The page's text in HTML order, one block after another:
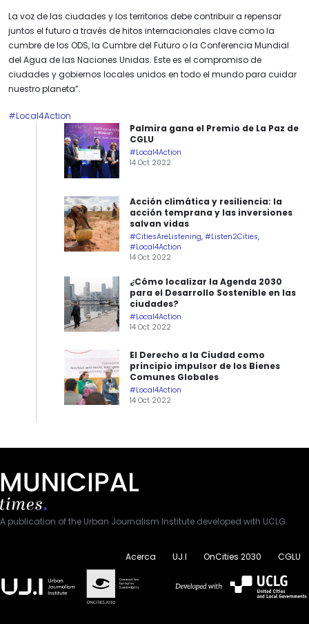
La voz de las ciudades y los territorios debe contribuir a repensar
juntos el futuro a través de hitos internacionales clave como la
cumbre de los ODS, la Cumbre del Futuro o la Conferencia Mundial
del Agua de las Naciones Unidas. Este es el compromiso de
ciudades y gobiernos locales unidos en todo el mundo para cuidar
nuestro planeta”.
#Local4Action
Palmira gana el Premio de La Paz de
CGLU
#Local4Action
14 Oct 2022
Acción climática y resiliencia: la
acción temprana y las inversiones
salvan vidas
#CitiesAreListening, #Listen2Cities,
#Local4Action
14 Oct 2022
¿Cómo localizar la Agenda 2030
para el Desarrollo Sostenible en las
ciudades?
#Local4Action
14 Oct 2022
El Derecho a la Ciudad como
principio impulsor de los Bienes
Comunes Globales
#Local4Action
14 Oct 2022
A publication of the Urban Journalism Institute developed with UCLG.
Acerca UJ.I OnCities 2030 CGLU